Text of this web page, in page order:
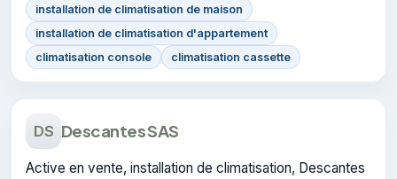
installation de climatisation de maison
installation de climatisation d'appartement
climatisation console
climatisation cassette
DS Descantes SAS
Active en vente, installation de climatisation, Descantes